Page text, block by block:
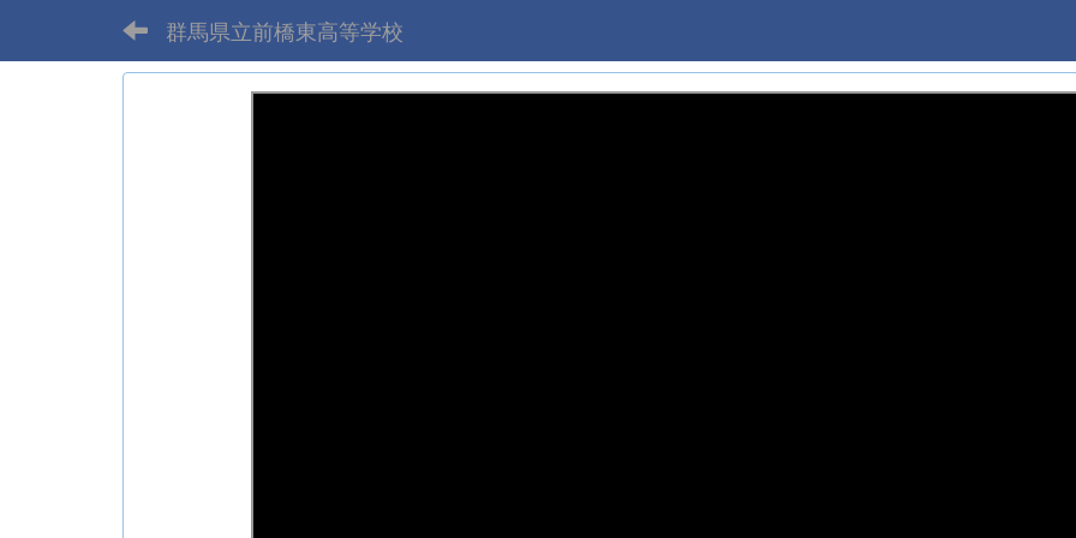
群馬県立前橋東高等学校